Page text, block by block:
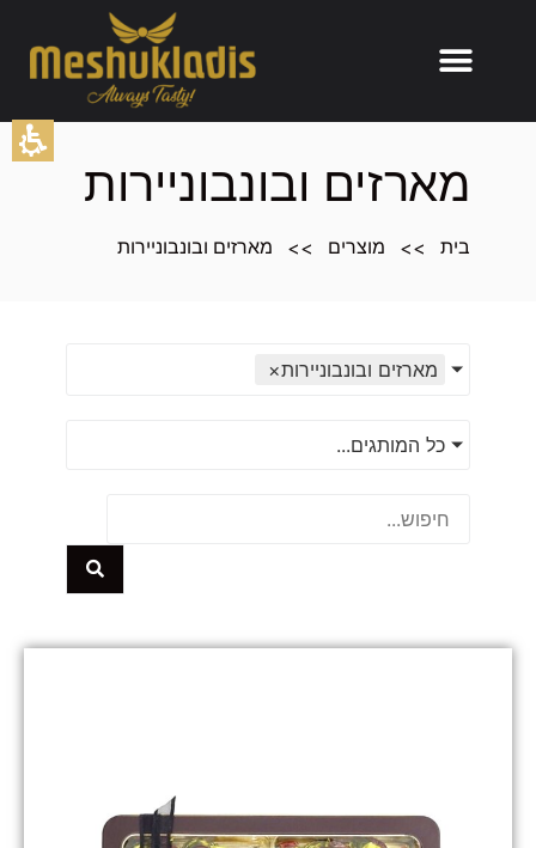
באפשרותךמארזים ובונבוניירות
בית >> מוצרים >> מארזים ובונבוניירות
מארזים ובונבוניירות×
כל המותגים...